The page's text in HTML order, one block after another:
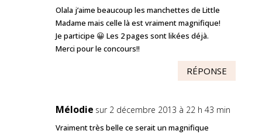
Olala j’aime beaucoup les manchettes de Little
Madame mais celle là est vraiment magnifique!
Je participe 😀 Les 2 pages sont likées déjà.
Merci pour le concours!!
RÉPONSE
Mélodie sur 2 décembre 2013 à 22 h 43 min
Vraiment très belle ce serait un magnifique